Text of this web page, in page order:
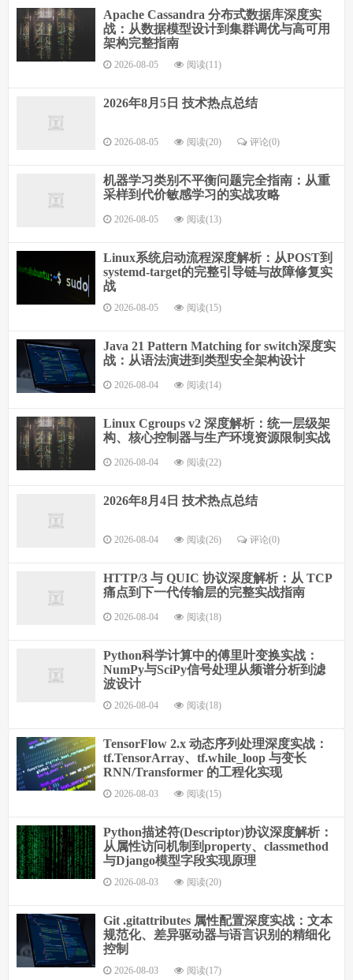
Apache Cassandra 分布式数据库深度实
战：从数据模型设计到集群调优与高可用
架构完整指南
2026-08-05 阅读(11)
2026年8月5日 技术热点总结
2026-08-05 阅读(20) 评论(0)
机器学习类别不平衡问题完全指南：从重
采样到代价敏感学习的实战攻略
2026-08-05 阅读(13)
Linux系统启动流程深度解析：从POST到
systemd-target的完整引导链与故障修复实
战
2026-08-05 阅读(15)
Java 21 Pattern Matching for switch深度实
战：从语法演进到类型安全架构设计
2026-08-04 阅读(14)
Linux Cgroups v2 深度解析：统一层级架
构、核心控制器与生产环境资源限制实战
2026-08-04 阅读(22)
2026年8月4日 技术热点总结
2026-08-04 阅读(26) 评论(0)
HTTP/3 与 QUIC 协议深度解析：从 TCP
痛点到下一代传输层的完整实战指南
2026-08-04 阅读(18)
Python科学计算中的傅里叶变换实战：
NumPy与SciPy信号处理从频谱分析到滤
波设计
2026-08-04 阅读(18)
TensorFlow 2.x 动态序列处理深度实战：
tf.TensorArray、tf.while_loop 与变长
RNN/Transformer 的工程化实现
2026-08-03 阅读(15)
Python描述符(Descriptor)协议深度解析：
从属性访问机制到property、classmethod
与Django模型字段实现原理
2026-08-03 阅读(20)
Git .gitattributes 属性配置深度实战：文本
规范化、差异驱动器与语言识别的精细化
控制
2026-08-03 阅读(17)